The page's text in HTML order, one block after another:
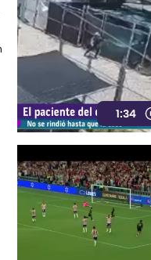
1:34